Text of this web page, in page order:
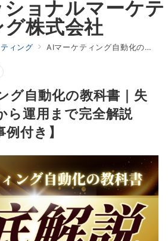
ョナルマーケテ
グ株式会社
ィング AIマーケティング自動化の教科書｜失敗しない導入から運用まで完全解説【実績企業の事例付き】
グ自動化の教科書｜失
ら運用まで完全解説
例付き】